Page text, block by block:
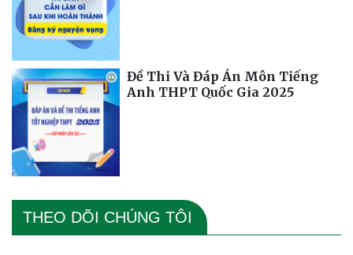
Đề Thi Và Đáp Án Môn Tiếng
Anh THPT Quốc Gia 2025
THEO DÕI CHÚNG TÔI